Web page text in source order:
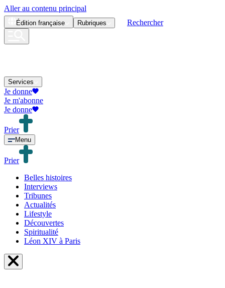
Aller au contenu principal
Édition française Rubriques Rechercher
Services
Je donne
Je m'abonne
Je donne
Prier
Menu
Prier
Belles histoires
Interviews
Tribunes
Actualités
Lifestyle
Découvertes
Spiritualité
Léon XIV à Paris